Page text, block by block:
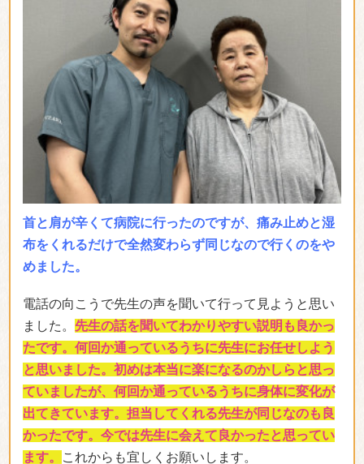
から治療・改善できればと通うことにしました。
痛みを取り除くだけではなく、痛みの出にくい身体作
りを無理なく指導して頂け、体を動かす事が楽になり
とても感謝しています。
(渡部弘子さん)
＊効果には個人差があります
「首肩がすっきりする！！」